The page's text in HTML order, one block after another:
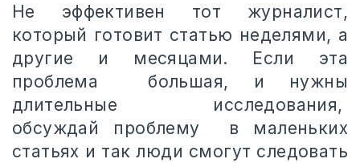
Не эффективен тот журналист,
который готовит статью неделями, а
другие и месяцами. Если эта
проблема большая, и нужны
длительные исследования,
обсуждай проблему в маленьких
статьях и так люди смогут следовать